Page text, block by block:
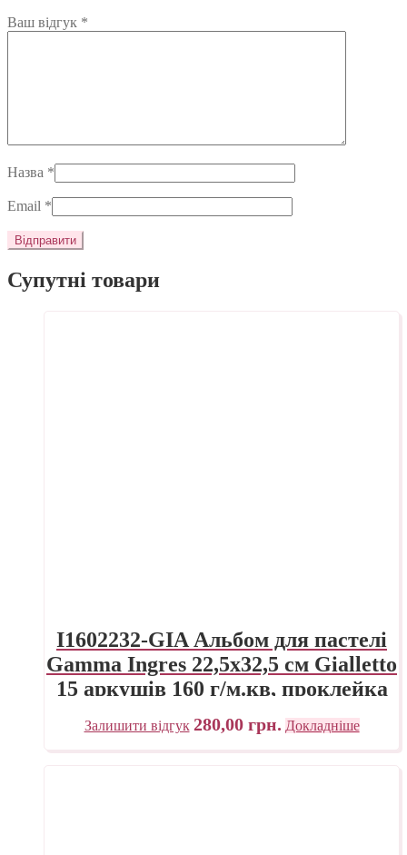
Ваш відгук *
Назва *
Email *
Супутні товари
I1602232-GIA Альбом для пастелі
Gamma Ingres 22,5х32,5 см Gialletto
15 аркушів 160 г/м.кв, проклейка
Залишити відгук 280,00 грн. Докладніше